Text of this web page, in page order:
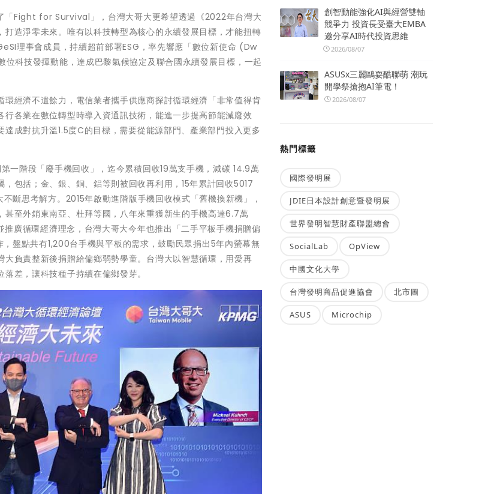
「Fight for Survival」，台灣大哥大更希望透過《2022年台灣大
造淨零未來。唯有以科技轉型為核心的永續發展目標，才能扭轉
理事會成員，持續超前部署ESG，率先響應「數位新使命 (Dw
科技發揮動能，達成巴黎氣候協定及聯合國永續發展目標，一起
經濟不遺餘力，電信業者攜手供應商探討循環經濟「非常值得肯
各業在數位轉型時導入資通訊技術，能進一步提高節能減廢效
成對抗升溫1.5度C的目標，需要從能源部門、產業部門投入更多
一階段「廢手機回收」，迄今累積回收19萬支手機，減碳 14.9萬
包括；金、銀、銅、鋁等則被回收再利用，15年累計回收5017
斷思考解方。2015年啟動進階版手機回收模式「舊機換新機」，
至外銷東南亞、杜拜等國，八年來重獲新生的手機高達6.7萬
廣循環經濟理念，台灣大哥大今年也推出「二手平板手機捐贈偏
點共有1,200台手機與平板的需求，鼓勵民眾捐出5年內螢幕無
負責整新後捐贈給偏鄉弱勢學童。台灣大以智慧循環，用愛再
差，讓科技種子持續在偏鄉發芽。
創智動能強化AI與經營雙軸
競爭力 投資長受臺大EMBA
邀分享AI時代投資思維
2026/08/07
ASUSx三麗鷗耍酷聯萌 潮玩
開學祭搶抱AI筆電！
2026/08/07
熱門標籤
國際發明展
JDIE日本設計創意暨發明展
世界發明智慧財產聯盟總會
SocialLab OpView
中國文化大學
台灣發明商品促進協會 北市圖
ASUS Microchip